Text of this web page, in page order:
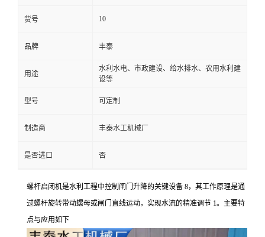
货号 10
品牌 丰泰
用途
水利水电、市政建设、给水排水、农用水利建
设等
型号 可定制
制造商 丰泰水工机械厂
是否进口 否
螺杆启闭机是水利工程中控制闸门升降的关键设备 8，其工作原理是通
过螺杆旋转带动螺母或闸门直线运动，实现水流的精准调节 1。主要特
点与应用如下